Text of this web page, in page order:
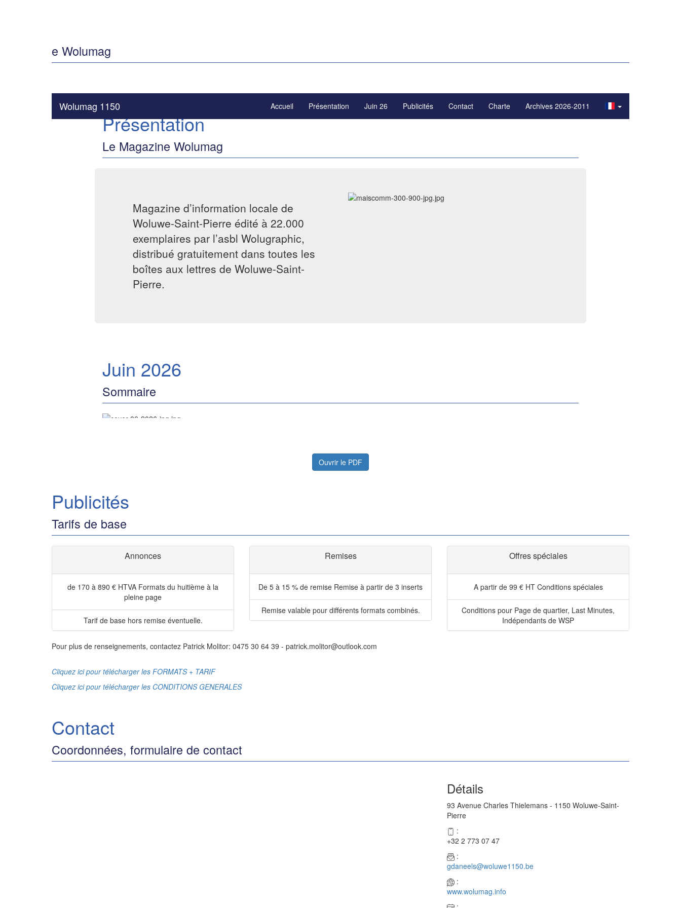
e Wolumag
Ouvrir le PDF
Publicités
Tarifs de base
Annonces
de 170 à 890 € HTVA Formats du huitième à la
pleine page
Tarif de base hors remise éventuelle.
Remises
De 5 à 15 % de remise Remise à partir de 3 inserts
Remise valable pour différents formats combinés.
Offres spéciales
A partir de 99 € HT Conditions spéciales
Conditions pour Page de quartier, Last Minutes,
Indépendants de WSP
Pour plus de renseignements, contactez Patrick Molitor: 0475 30 64 39 - patrick.molitor@outlook.com
Cliquez ici pour télécharger les FORMATS + TARIF
Cliquez ici pour télécharger les CONDITIONS GENERALES
Contact
Coordonnées, formulaire de contact
Détails
93 Avenue Charles Thielemans - 1150 Woluwe-Saint-
Pierre
:
+32 2 773 07 47
:
gdaneels@woluwe1150.be
:
www.wolumag.info